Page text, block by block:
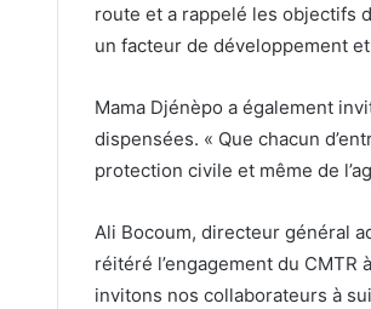
route et a rappelé les objectifs
un facteur de développement
Mama Djénèpo a également
dispensées. « Que chacun
protection civile et même de
Ali Bocoum, directeur général
réitéré l’engagement du
invitons nos collaborateurs à